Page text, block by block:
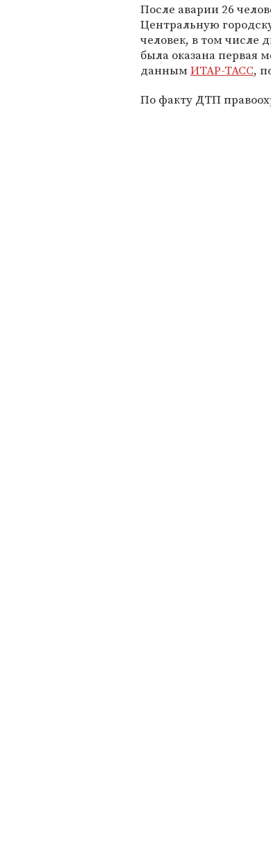
После аварии 26
Центральную
человек, в том числе
была оказана первая
даннымИТАР-ТАСС,
По факту ДТП